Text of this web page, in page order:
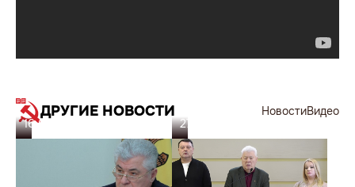
ДРУГИЕ НОВОСТИ НовостиВидео
16.05.26
27.02.26